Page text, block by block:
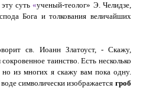
эту суть«ученый-теолог» Э. Челидзе,
Бога и толкования величайших
св. Иоанн Златоуст, - Скажу,
таинство. Есть несколько
из многих я скажу вам пока одну.
символически изображается гроб